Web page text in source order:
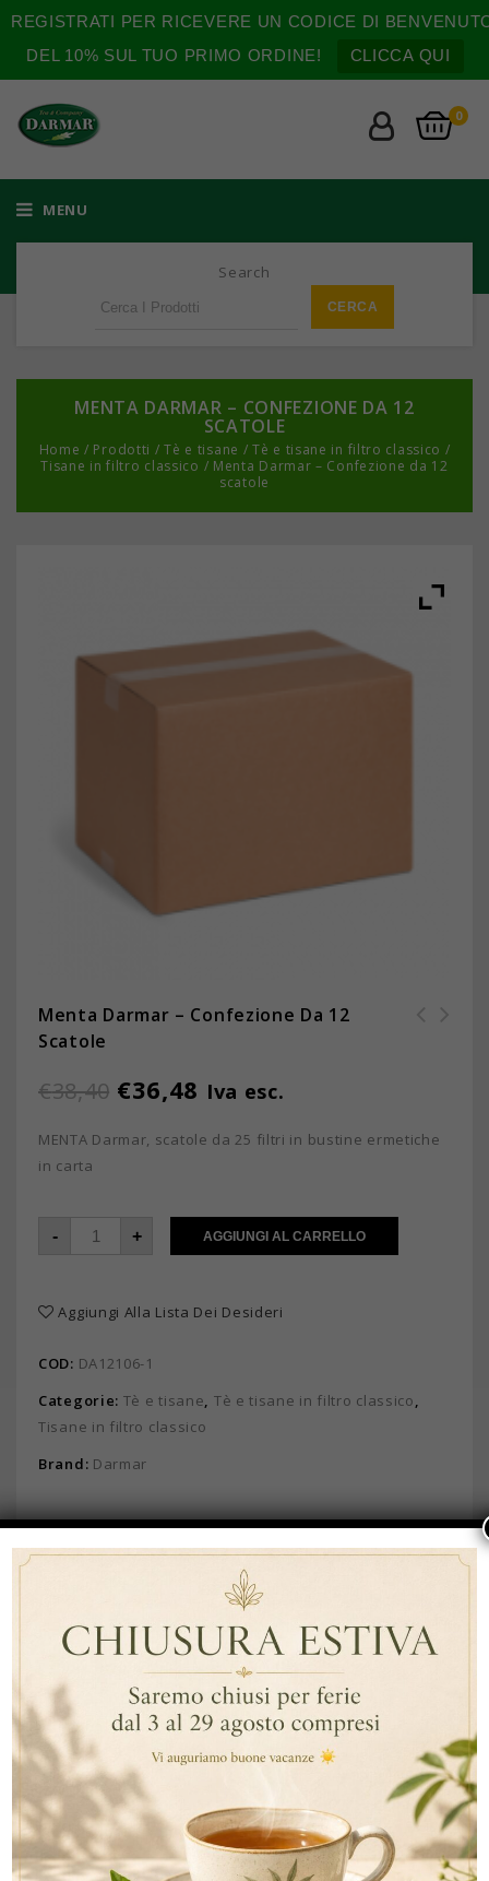
REGISTRATI PER RICEVERE UN CODICE DI
DEL 10% SUL TUO PRIMO ORDINE!
CLICCA QUI
0
MENU
Search
MENTA DARMAR – CONFEZIONE DA 12
SCATOLE
Home / Prodotti /Tè e tisane /Tè e tisane in filtro classico /
Tisane in filtro classico / Menta Darmar – Confezione da 12
scatole
Menta Darmar – Confezione Da 12
Scatole
€38,40 €36,48 Iva esc.
MENTA Darmar, scatole da 25 filtri in bustine ermetiche
in carta
- + AGGIUNGI AL CARRELLO
Aggiungi Alla Lista Dei Desideri
COD: DA12106-1
Categorie: Tè e tisane, Tè e tisane in filtro classico,
Tisane in filtro classico
Brand: Darmar
DESCRIZIONE
INFORMAZIONI AGGIUNTIVE
DESCRIZIONE
MENTA
scatole da
25 filtri in
bustine
ermetiche in